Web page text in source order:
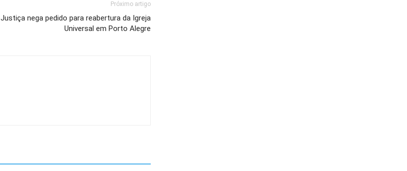
Próximo artigo
Justiça nega pedido para reabertura da Igreja
Universal em Porto Alegre